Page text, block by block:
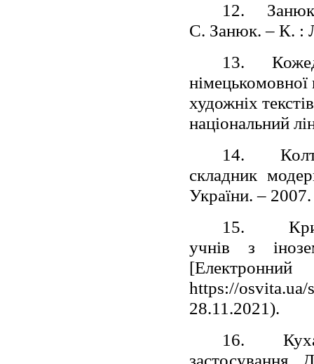
12.
С. Занюк. – К. :
13.
німецькомовної
художніх
національний
14.
складник
України. –
15.
учнів з
https://
28.11.2021).
16.
застосування.